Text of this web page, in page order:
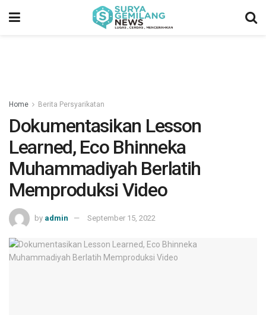
Home Berita Persyarikatan
Dokumentasikan Lesson
Learned, Eco Bhinneka
Muhammadiyah Berlatih
Memproduksi Video
by admin September 15, 2022